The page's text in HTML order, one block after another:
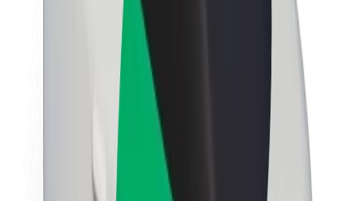
Σχετικά με τη Bolt
Βιωσιμότητα στη Bolt
Project Zero
Κέντρο Τύπου
Κατευθυντήριες γραμμές Brand
Αποστολή